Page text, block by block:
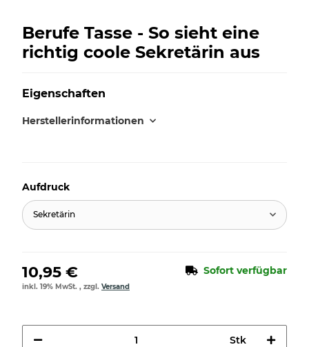
Berufe Tasse - So sieht eine
richtig coole Sekretärin aus
Eigenschaften
Herstellerinformationen
Aufdruck
Sekretärin
10,95 € Sofort verfügbar
inkl. 19% MwSt. , zzgl. Versand
Stk